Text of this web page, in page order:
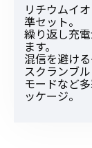
リチウムイ
準セット。
繰り返し充
ます。
混信を避け
スクランブル
モードなど
ッケージ。